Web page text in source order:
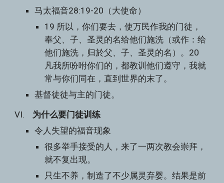
马太福音28:19-20（大使命）
19 所以，你们要去，使万民作我的门徒，
奉父、子、圣灵的名给他们施洗（或作：给
他们施洗，归於父、子、圣灵的名）。20
凡我所吩咐你们的，都教训他们遵守，我就
常与你们同在，直到世界的末了。
基督徒徒与主的门徒。
VI. 为什么要门徒训练
令人失望的福音现象
很多举手接受的人，来了一两次教会崇拜，
就不复出现。
只生不养，制造了不少属灵弃婴。结果是前